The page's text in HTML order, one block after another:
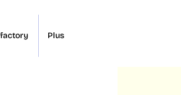
Plus